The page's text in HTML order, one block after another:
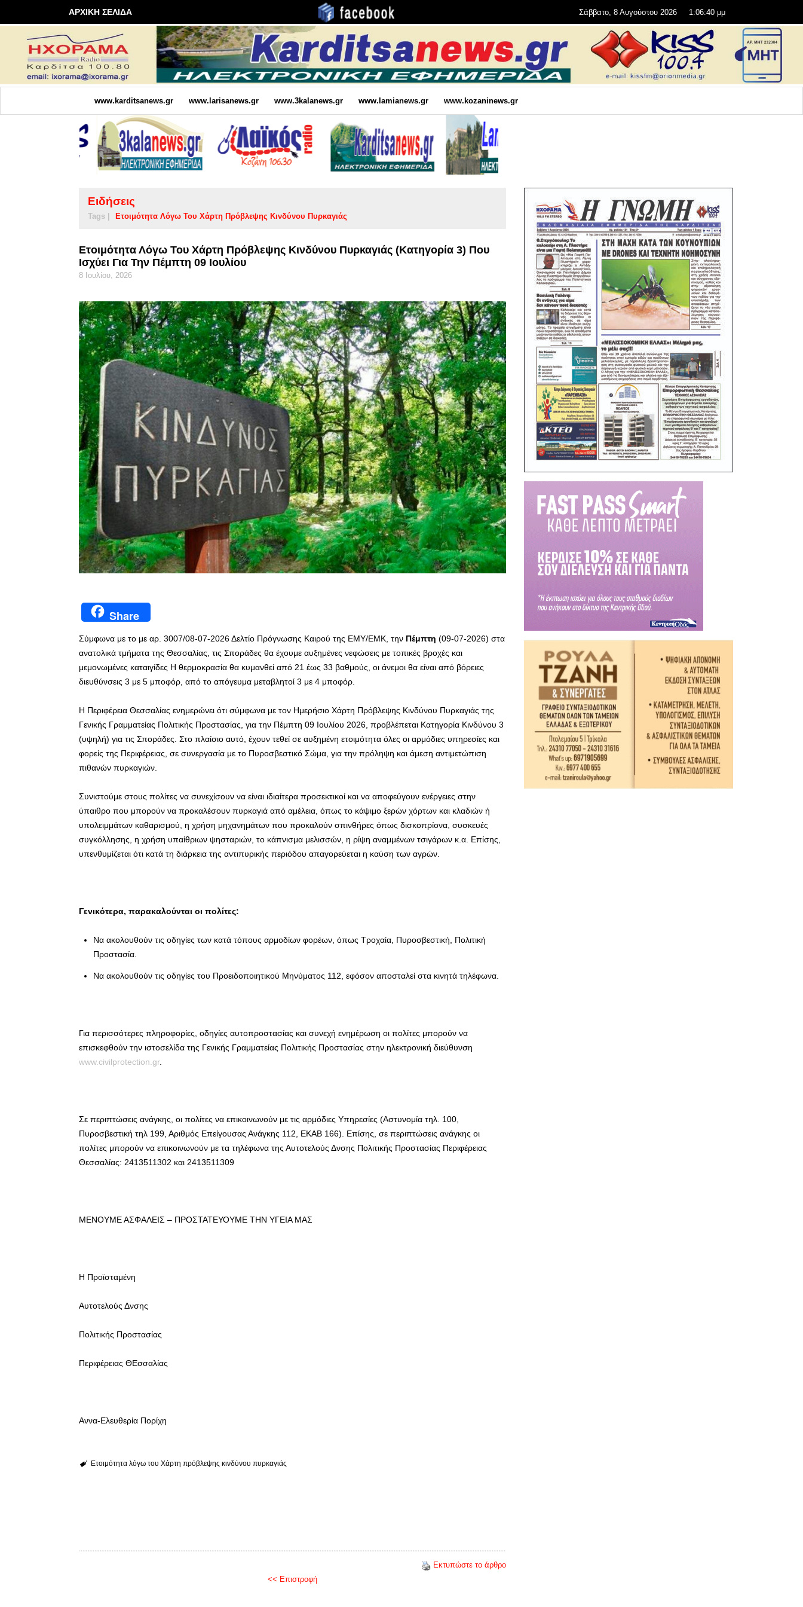
ΑΡΧΙΚΗ ΣΕΛΙΔΑ Σάββατο, 8 Αυγούστου 2026 1:06:41 μμ
www.karditsanews.gr www.larisanews.gr www.3kalanews.gr www.lamianews.gr www.kozaninews.gr
Ειδήσεις
Tags | Ετοιμότητα Λόγω Του Χάρτη Πρόβλεψης Κινδύνου Πυρκαγιάς
Ετοιμότητα Λόγω Του Χάρτη Πρόβλεψης Κινδύνου Πυρκαγιάς (κατηγορία 3) Που
Ισχύει Για Την Πέμπτη 09 Ιουλίου
8 Ιουλίου, 2026
Share
Σύμφωνα με το με αρ. 3007/08-07-2026 Δελτίο Πρόγνωσης Καιρού της ΕΜΥ/ΕΜΚ, την Πέμπτη (09-07-2026) στα
ανατολικά τμήματα της Θεσσαλίας, τις Σποράδες θα έχουμε αυξημένες νεφώσεις με τοπικές βροχές και
μεμονωμένες καταιγίδες Η θερμοκρασία θα κυμανθεί από 21 έως 33 βαθμούς, οι άνεμοι θα είναι από βόρειες
διευθύνσεις 3 με 5 μποφόρ, από το απόγευμα μεταβλητοί 3 με 4 μποφόρ.
Η Περιφέρεια Θεσσαλίας ενημερώνει ότι σύμφωνα με τον Ημερήσιο Χάρτη Πρόβλεψης Κινδύνου Πυρκαγιάς της
Γενικής Γραμματείας Πολιτικής Προστασίας, για την Πέμπτη 09 Ιουλίου 2026, προβλέπεται Κατηγορία Κινδύνου 3
(υψηλή) για τις Σποράδες. Στο πλαίσιο αυτό, έχουν τεθεί σε αυξημένη ετοιμότητα όλες οι αρμόδιες υπηρεσίες και
φορείς της Περιφέρειας, σε συνεργασία με το Πυροσβεστικό Σώμα, για την πρόληψη και άμεση αντιμετώπιση
πιθανών πυρκαγιών.
Συνιστούμε στους πολίτες να συνεχίσουν να είναι ιδιαίτερα προσεκτικοί και να αποφεύγουν ενέργειες στην
ύπαιθρο που μπορούν να προκαλέσουν πυρκαγιά από αμέλεια, όπως το κάψιμο ξερών χόρτων και κλαδιών ή
υπολειμμάτων καθαρισμού, η χρήση μηχανημάτων που προκαλούν σπινθήρες όπως δισκοπρίονα, συσκευές
συγκόλλησης, η χρήση υπαίθριων ψησταριών, το κάπνισμα μελισσών, η ρίψη αναμμένων τσιγάρων κ.α. Επίσης,
υπενθυμίζεται ότι κατά τη διάρκεια της αντιπυρικής περιόδου απαγορεύεται η καύση των αγρών.
Γενικότερα, παρακαλούνται οι πολίτες:
Να ακολουθούν τις οδηγίες των κατά τόπους αρμοδίων φορέων, όπως Τροχαία, Πυροσβεστική, Πολιτική
Προστασία.
Να ακολουθούν τις οδηγίες του Προειδοποιητικού Μηνύματος 112, εφόσον αποσταλεί στα κινητά τηλέφωνα.
Για περισσότερες πληροφορίες, οδηγίες αυτοπροστασίας και συνεχή ενημέρωση οι πολίτες μπορούν να
επισκεφθούν την ιστοσελίδα της Γενικής Γραμματείας Πολιτικής Προστασίας στην ηλεκτρονική διεύθυνση
www.civilprotection.gr.
Σε περιπτώσεις ανάγκης, οι πολίτες να επικοινωνούν με τις αρμόδιες Υπηρεσίες (Αστυνομία τηλ. 100,
Πυροσβεστική τηλ 199, Αριθμός Επείγουσας Ανάγκης 112, ΕΚΑΒ 166). Επίσης, σε περιπτώσεις ανάγκης οι
πολίτες μπορούν να επικοινωνούν με τα τηλέφωνα της Αυτοτελούς Δνσης Πολιτικής Προστασίας Περιφέρειας
Θεσσαλίας: 2413511302 και 2413511309
ΜΕΝΟΥΜΕ ΑΣΦΑΛΕΙΣ – ΠΡΟΣΤΑΤΕΥΟΥΜΕ ΤΗΝ ΥΓΕΙΑ ΜΑΣ
Η Προϊσταμένη
Αυτοτελούς Δνσης
Πολιτικής Προστασίας
Περιφέρειας ΘΕσσαλίας
Αννα-Ελευθερία Πορίχη
Ετοιμότητα λόγω του Χάρτη πρόβλεψης κινδύνου πυρκαγιάς
Εκτυπώστε το άρθρο
<< Επιστροφή